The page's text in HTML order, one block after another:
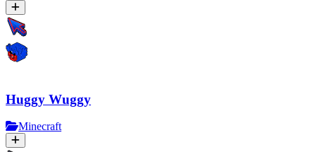
Huggy Wuggy
Minecraft